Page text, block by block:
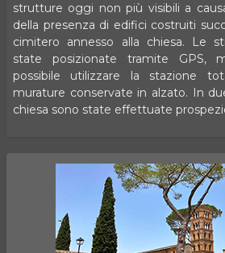
strutture oggi non più visibili a
della presenza di edifici costruiti
cimitero annesso alla chiesa. Le
state posizionate tramite GPS,
possibile utilizzare la stazione
murature conservate in alzato. In
chiesa sono state effettuate